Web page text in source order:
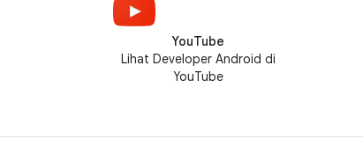
YouTube
Lihat Developer Android di
YouTube